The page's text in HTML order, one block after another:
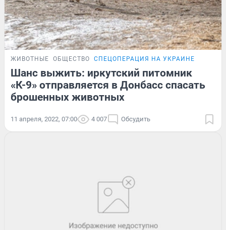
ЖИВОТНЫЕ ОБЩЕСТВО СПЕЦОПЕРАЦИЯ НА УКРАИНЕ
Шанс выжить: иркутский питомник
«К-9» отправляется в Донбасс спасать
брошенных животных
11 апреля, 2022, 07:00 4 007 Обсудить